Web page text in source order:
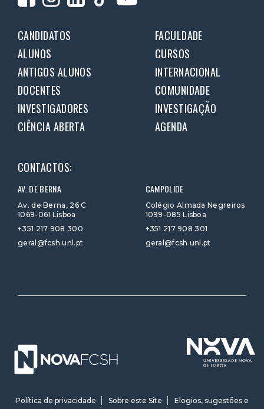
CANDIDATOS
FACULDADE
ALUNOS
CURSOS
ANTIGOS ALUNOS
INTERNACIONAL
DOCENTES
COMUNIDADE
INVESTIGADORES
INVESTIGAÇÃO
CIÊNCIA ABERTA
AGENDA
CONTACTOS:
AV. DE BERNA
Av. de Berna, 26 C
1069-061 Lisboa
+351 217 908 300
geral@fcsh.unl.pt
CAMPOLIDE
Colégio Almada Negreiros
1099-085 Lisboa
+351 217 908 301
geral@fcsh.unl.pt
Política de privacidade Sobre este Site Elogios, sugestões e